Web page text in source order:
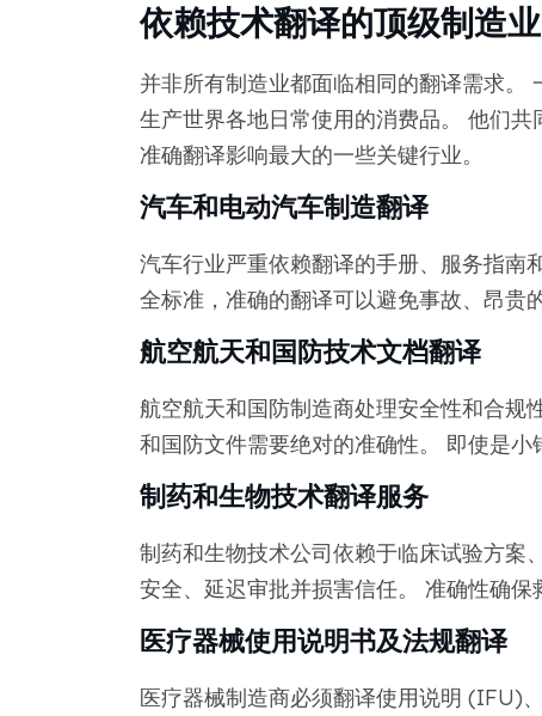
依赖技术翻译的顶级制造业
并非所有制造业都面临相同的翻译需求。
生产世界各地日常使用的消费品。 他们
准确翻译影响最大的一些关键行业。
汽车和电动汽车制造翻译
汽车行业严重依赖翻译的手册、服务指南
全标准，准确的翻译可以避免事故、昂贵
航空航天和国防技术文档翻译
航空航天和国防制造商处理安全性和合规
和国防文件需要绝对的准确性。 即使是小
制药和生物技术翻译服务
制药和生物技术公司依赖于临床试验方案
安全、延迟审批并损害信任。 准确性确保
医疗器械使用说明书及法规翻译
医疗器械制造商必须翻译使用说明 (IFU)